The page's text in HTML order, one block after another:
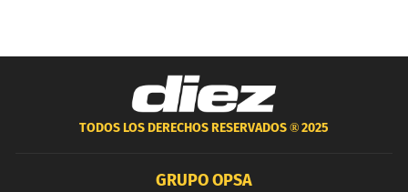
TODOS LOS DERECHOS RESERVADOS ®2025
GRUPO OPSA